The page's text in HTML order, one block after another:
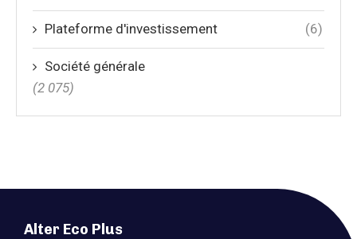
Plateforme d'investissement (6)
Société générale
(2 075)
Alter Eco Plus